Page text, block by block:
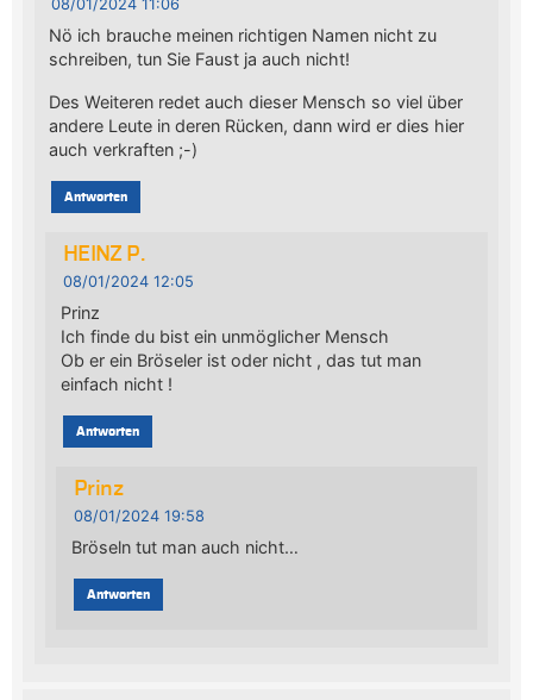
08/01/2024 11:06
Nö ich brauche meinen richtigen Namen nicht zu
schreiben, tun Sie Faust ja auch nicht!
Des Weiteren redet auch dieser Mensch so viel über
andere Leute in deren Rücken, dann wird er dies hier
auch verkraften ;-)
Antworten
HEINZ P.
08/01/2024 12:05
Prinz
Ich finde du bist ein unmöglicher Mensch
Ob er ein Bröseler ist oder nicht , das tut man
einfach nicht !
Antworten
Prinz
08/01/2024 19:58
Bröseln tut man auch nicht…
Antworten